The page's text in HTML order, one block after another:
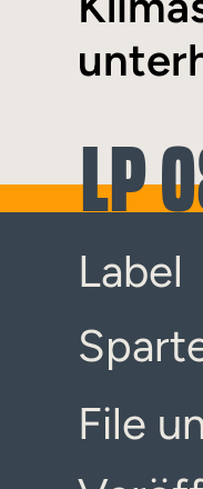
LP
Label
File